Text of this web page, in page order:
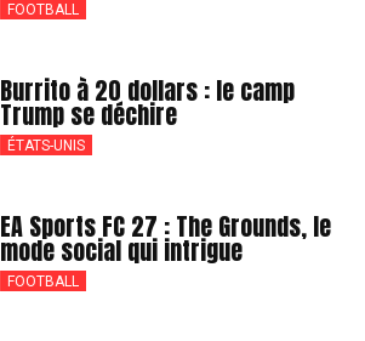
FOOTBALL
Burrito à 20 dollars : le camp
Trump se déchire
ÉTATS-UNIS
EA Sports FC 27 : The Grounds, le
mode social qui intrigue
FOOTBALL